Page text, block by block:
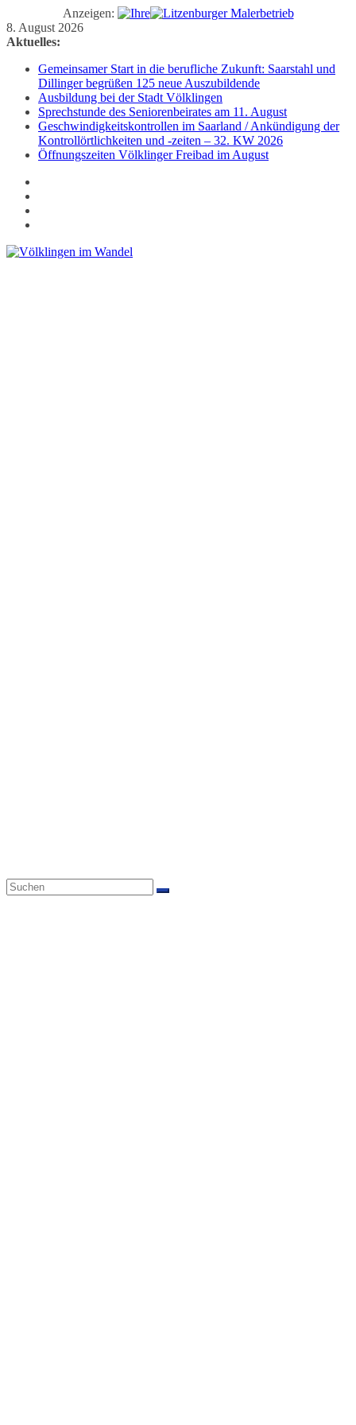
Anzeigen:
Zum
Inhalt
8. August 2026
Aktuelles:
Gemeinsamer Start in die berufliche Zukunft: Saarstahl und
Dillinger begrüßen 125 neue Auszubildende
Ausbildung bei der Stadt Völklingen
Sprechstunde des Seniorenbeirates am 11. August
Geschwindigkeitskontrollen im Saarland / Ankündigung der
Kontrollörtlichkeiten und -zeiten – 32. KW 2026
Öffnungszeiten Völklinger Freibad im August